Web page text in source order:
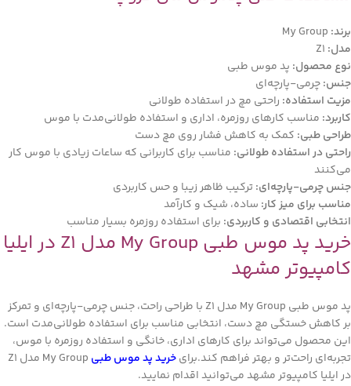
برند:
مدل:
نوع محصول: پد موس طبی
جنس:چرمی-پارچه‌ای
مزیت استفاده: راحتی مچ در استفاده طولانی
کاربرد: مناسب کارهای روزمره، اداری و استفاده طولانی‌مدت با موس
طراحی طبی: کمک به کاهش فشار روی مچ دست
راحتی در استفاده طولانی: مناسب برای کاربرانی که ساعات زیادی با موس کار
می‌کنند
جنس چرمی-پارچه‌ای:ترکیب ظاهر زیبا و حس کاربردی
مناسب برای میز کار: ساده، شیک و کارآمد
انتخابی اقتصادی و کاربردی: برای استفاده روزمره بسیار مناسب
خرید پد موس طبی My Group مدل Z1 در ایلیا
کامپیوتر مشهد
پد موس طبی My Group مدل Z1 با طراحی راحت، جنس چرمی-پارچه‌ای و تمرکز
بر کاهش خستگی مچ دست، انتخابی مناسب برای استفاده طولانی‌مدت است.
این محصول می‌تواند برای کارهای اداری، خانگی و استفاده روزمره با موس،
تجربه‌ای راحت‌تر و بهتر فراهم کند.برایخرید پد موس طبی
My Group مدل Z1
در ایلیا کامپیوتر مشهد می‌توانید اقدام نمایید.